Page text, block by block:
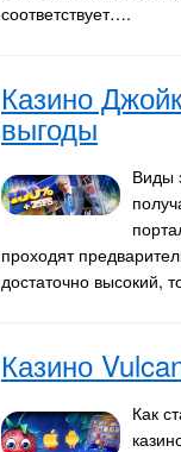
соответствует….
Казино
выгоды
Виды
проходят
достаточно высокий,
Казино
Как